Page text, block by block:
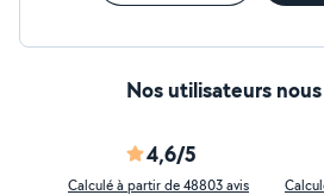
Nos utilisateurs
4,6/5
Calculé à partir de 48803 avis